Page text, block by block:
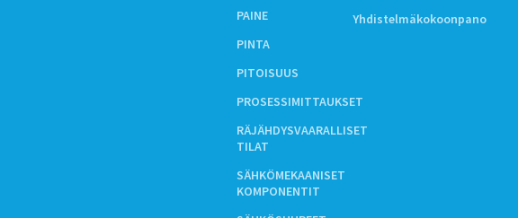
PAINE
PINTA
PITOISUUS
PROSESSIMITTAUKSET
RÄJÄHDYSVAARALLISET
TILAT
SÄHKÖMEKAANISET
KOMPONENTIT
Yhdistelmäkokoonpano